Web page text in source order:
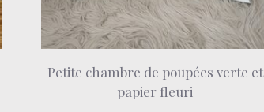
Petite chambre de poupées verte et
papier fleuri